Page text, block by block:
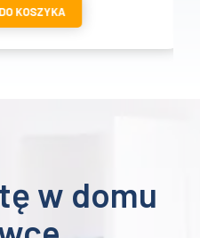
od
KOSZYKA
w domu